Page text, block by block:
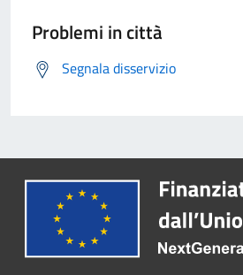
Problemi in città
Segnala disservizio